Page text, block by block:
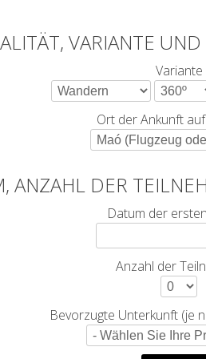
VARIANTE
Variante
Ort der Ankunft
ANZAHL DER
Datum der
Anzahl der
Bevorzugte Unterkunft (je